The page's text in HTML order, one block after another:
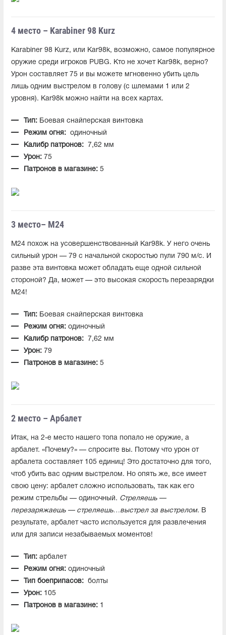
4 место – Karabiner 98 Kurz
Karabiner 98 Kurz, или Kar98k, возможно, самое популярное
оружие среди игроков PUBG. Кто не хочет Kar98k, верно?
Урон составляет 75 и вы можете мгновенно убить цель
лишь одним выстрелом в голову (с шлемами 1 или 2
уровня). Kar98k можно найти на всех картах.
Тип: Боевая снайперская винтовка
Режим огня:
одиночный
Калибр патронов:
7,62 мм
Урон: 75
Патронов в магазине: 5
3 место– M24
M24 похож на усовершенствованный Kar98k. У него очень
сильный урон — 79 с начальной скоростью пули 790 м/с. И
разве эта винтовка может обладать еще одной сильной
стороной? Да, может — это высокая скорость перезарядки
M24!
Тип: Боевая снайперская винтовка
Режим огня: одиночный
Калибр патронов:
7,62 мм
Урон: 79
Патронов в магазине: 5
2 место – Арбалет
Итак, на 2-е место нашего топа попало не оружие, а
арбалет. «Почему?» — спросите вы. Потому что урон от
арбалета составляет 105 единиц! Это достаточно для того,
чтоб убить вас одним выстрелом. Но опять же, все имеет
свою цену: арбалет сложно использовать, так как его
режим стрельбы — одиночный. Стреляешь —
перезаряжаешь — стреляешь…выстрел за выстрелом. В
результате, арбалет часто используется для развлечения
или для записи незабываемых моментов!
Тип: арбалет
Режим огня: одиночный
Тип боеприпасов:
болты
Урон: 105
Патронов в магазине: 1